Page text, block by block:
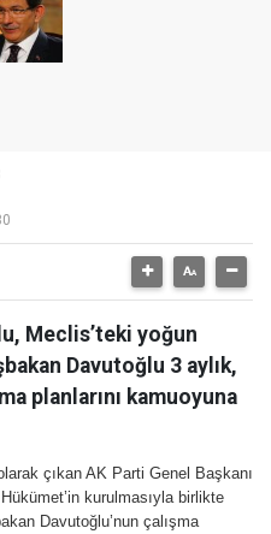
Meclis’teki yoğun
Davutoğlu 3 aylık,
planlarını kamuoyuna
çıkan AK Parti Genel Başkanı
kurulmasıyla birlikte
Davutoğlu’nun çalışma